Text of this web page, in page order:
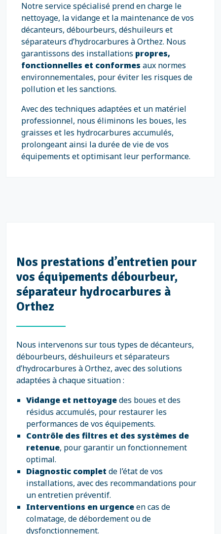
Notre service spécialisé prend en charge le
nettoyage, la vidange et la maintenance de vos
décanteurs, débourbeurs, déshuileurs et
séparateurs d’hydrocarbures à Orthez. Nous
garantissons des installations propres,
fonctionnelles et conformes aux normes
environnementales, pour éviter les risques de
pollution et les sanctions.
Avec des techniques adaptées et un matériel
professionnel, nous éliminons les boues, les
graisses et les hydrocarbures accumulés,
prolongeant ainsi la durée de vie de vos
équipements et optimisant leur performance.
Nos prestations d’entretien pour
vos équipements débourbeur,
séparateur hydrocarbures à
Orthez
Nous intervenons sur tous types de décanteurs,
débourbeurs, déshuileurs et séparateurs
d’hydrocarbures à Orthez, avec des solutions
adaptées à chaque situation :
Vidange et nettoyagedes boues et des
résidus accumulés, pour restaurer les
performances de vos équipements.
Contrôle des filtres et des systèmes de
retenue, pour garantir un fonctionnement
optimal.
Diagnostic complet de l’état de vos
installations, avec des recommandations pour
un entretien préventif.
Interventions en urgenceen cas de
colmatage, de débordement ou de
dysfonctionnement.